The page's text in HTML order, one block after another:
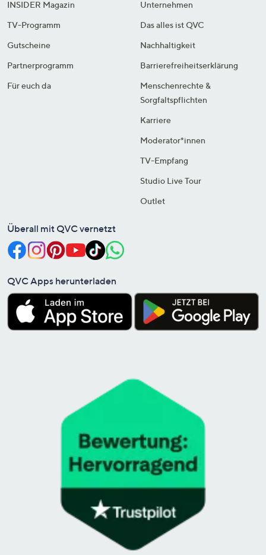
INSIDER Magazin
TV-Programm
Gutscheine
Partnerprogramm
Für euch da
Unternehmen
Das alles ist QVC
Nachhaltigkeit
Barrierefreiheitserklärung
Menschenrechte &
Sorgfaltspflichten
Karriere
Moderator*innen
TV-Empfang
Studio Live Tour
Outlet
Überall mit QVC vernetzt
QVC Apps herunterladen